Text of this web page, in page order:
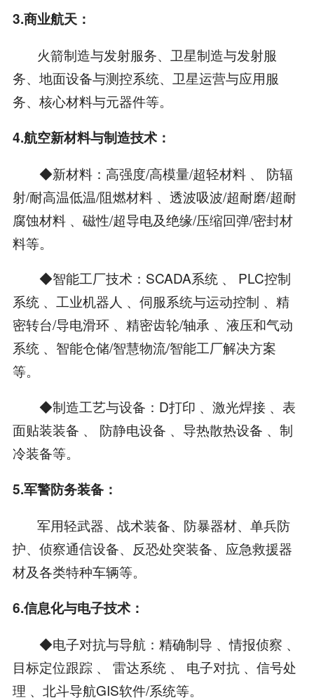
3.商业航天：
火箭制造与发射服务、卫星制造与发射服
务、地面设备与测控系统、卫星运营与应用服
务、核心材料与元器件等。
4.航空新材料与制造技术：
◆新材料：高强度/高模量/超轻材料 、 防辐
射/耐高温低温/阻燃材料 、透波吸波/超耐磨/超耐
腐蚀材料 、磁性/超导电及绝缘/压缩回弹/密封材
料等。
◆智能工厂技术：SCADA系统 、 PLC控制
系统 、工业机器人 、伺服系统与运动控制 、精
密转台/导电滑环 、精密齿轮/轴承 、液压和气动
系统 、智能仓储/智慧物流/智能工厂解决方案
等。
◆制造工艺与设备：D打印 、激光焊接 、表
面贴装装备 、 防静电设备 、导热散热设备 、制
冷装备等。
5.军警防务装备：
军用轻武器、战术装备、防暴器材、单兵防
护、侦察通信设备、反恐处突装备、应急救援器
材及各类特种车辆等。
6.信息化与电子技术：
◆电子对抗与导航：精确制导 、情报侦察 、
目标定位跟踪 、 雷达系统 、 电子对抗 、信号处
理 、北斗导航GIS软件/系统等。